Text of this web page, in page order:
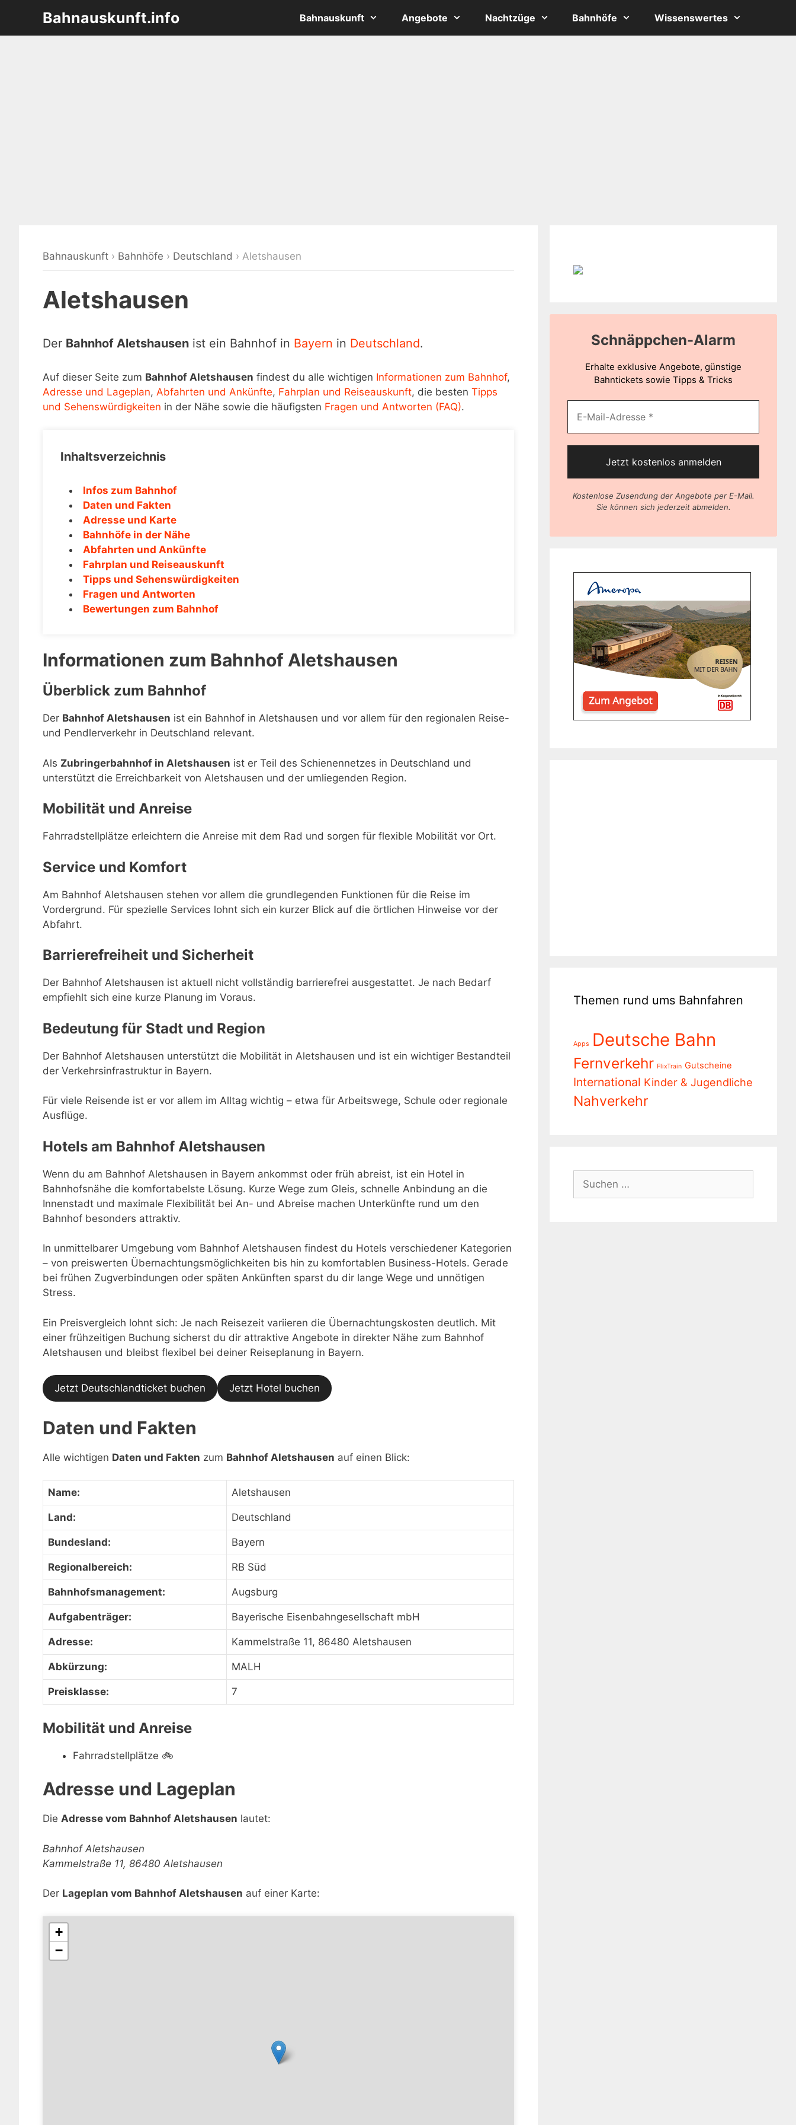
springen
Bahnauskunft.info Bahnauskunft Angebote Nachtzüge Bahnhöfe Wissenswertes
Bahnauskunft › Bahnhöfe › Deutschland › Aletshausen
Aletshausen
Der Bahnhof Aletshausen ist ein Bahnhof in Bayern in Deutschland.
Auf dieser Seite zum Bahnhof Aletshausen findest du alle wichtigen Informationen zum Bahnhof,
Adresse und Lageplan, Abfahrten und Ankünfte, Fahrplan und Reiseauskunft, die besten Tipps
und Sehenswürdigkeiten in der Nähe sowie die häufigsten Fragen und Antworten (FAQ).
Inhaltsverzeichnis
Infos zum Bahnhof
Daten und Fakten
Adresse und Karte
Bahnhöfe in der Nähe
Abfahrten und Ankünfte
Fahrplan und Reiseauskunft
Tipps und Sehenswürdigkeiten
Fragen und Antworten
Bewertungen zum Bahnhof
Informationen zum Bahnhof Aletshausen
Überblick zum Bahnhof
Der Bahnhof Aletshausen ist ein Bahnhof in Aletshausen und vor allem für den regionalen Reise-
und Pendlerverkehr in Deutschland relevant.
Als Zubringerbahnhof in Aletshausen ist er Teil des Schienennetzes in Deutschland und
unterstützt die Erreichbarkeit von Aletshausen und der umliegenden Region.
Mobilität und Anreise
Fahrradstellplätze erleichtern die Anreise mit dem Rad und sorgen für flexible Mobilität vor Ort.
Service und Komfort
Am Bahnhof Aletshausen stehen vor allem die grundlegenden Funktionen für die Reise im
Vordergrund. Für spezielle Services lohnt sich ein kurzer Blick auf die örtlichen Hinweise vor der
Abfahrt.
Barrierefreiheit und Sicherheit
Der Bahnhof Aletshausen ist aktuell nicht vollständig barrierefrei ausgestattet. Je nach Bedarf
empfiehlt sich eine kurze Planung im Voraus.
Bedeutung für Stadt und Region
Der Bahnhof Aletshausen unterstützt die Mobilität in Aletshausen und ist ein wichtiger Bestandteil
der Verkehrsinfrastruktur in Bayern.
Für viele Reisende ist er vor allem im Alltag wichtig – etwa für Arbeitswege, Schule oder regionale
Ausflüge.
Hotels am Bahnhof Aletshausen
Wenn du am Bahnhof Aletshausen in Bayern ankommst oder früh abreist, ist ein Hotel in
Bahnhofsnähe die komfortabelste Lösung. Kurze Wege zum Gleis, schnelle Anbindung an die
Innenstadt und maximale Flexibilität bei An- und Abreise machen Unterkünfte rund um den
Bahnhof besonders attraktiv.
In unmittelbarer Umgebung vom Bahnhof Aletshausen findest du Hotels verschiedener Kategorien
– von preiswerten Übernachtungsmöglichkeiten bis hin zu komfortablen Business-Hotels. Gerade
bei frühen Zugverbindungen oder späten Ankünften sparst du dir lange Wege und unnötigen
Stress.
Ein Preisvergleich lohnt sich: Je nach Reisezeit variieren die Übernachtungskosten deutlich. Mit
einer frühzeitigen Buchung sicherst du dir attraktive Angebote in direkter Nähe zum Bahnhof
Aletshausen und bleibst flexibel bei deiner Reiseplanung in Bayern.
Jetzt Deutschlandticket buchen Jetzt Hotel buchen
Daten und Fakten
Alle wichtigen Daten und Fakten zum Bahnhof Aletshausen auf einen Blick:
Name: Aletshausen
Land: Deutschland
Bundesland: Bayern
Regionalbereich: RB Süd
Bahnhofsmanagement: Augsburg
Aufgabenträger: Bayerische Eisenbahngesellschaft mbH
Adresse: Kammelstraße 11, 86480 Aletshausen
Abkürzung: MALH
Preisklasse: 7
Mobilität und Anreise
Fahrradstellplätze 🚲
Adresse und Lageplan
Die Adresse vom Bahnhof Aletshausen lautet:
Bahnhof Aletshausen
Kammelstraße 11, 86480 Aletshausen
Der Lageplan vom Bahnhof Aletshausen auf einer Karte:
+
−
Schnäppchen-Alarm
Erhalte exklusive Angebote, günstige
Bahntickets sowie Tipps & Tricks
Kostenlose Zusendung der Angebote per E-Mail.
Sie können sich jederzeit abmelden.
Themen rund ums Bahnfahren
Apps Deutsche Bahn
Fernverkehr FlixTrain Gutscheine
International Kinder & Jugendliche
Nahverkehr
nach: